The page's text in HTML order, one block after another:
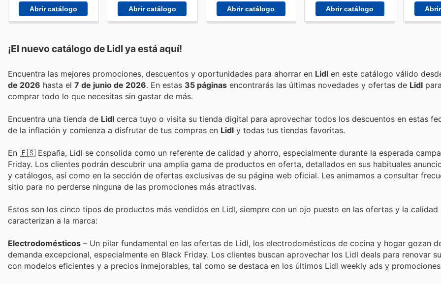
Abrir catálogo Abrir catálogo Abrir catálogo Abrir catálogo
¡El nuevo catálogo de Lidl ya está aquí!
Encuentra las mejores promociones, descuentos y oportunidades para ahorrar en Lidl en este catálogo válido
de 2026 hasta el 7 de junio de 2026 . En estas 35 páginas encontrarás las últimas novedades y ofertas de Lidl
comprar todo lo que necesitas sin gastar de más.
Encuentra una tienda de Lidl cerca tuyo o visita su tienda digital para aprovechar todos los descuentos en estas
de la inflación y comienza a disfrutar de tus compras en Lidl y todas tus tiendas favoritas.
En 🇪🇸 España, Lidl se consolida como un referente de calidad y ahorro, especialmente durante la esperada
Friday. Los clientes podrán descubrir una amplia gama de productos en oferta, detallados en sus habituales
y catálogos, así como en la sección de ofertas exclusivas de su página web oficial. Les animamos a consultar
sitio para no perderse ninguna de las promociones más atractivas.
Estos son los cinco tipos de productos más vendidos en Lidl, siempre con un ojo puesto en las ofertas y la calidad
caracterizan a la marca:
Electrodomésticos – Un pilar fundamental en las ofertas de Lidl, los electrodomésticos de cocina y hogar gozan
demanda excepcional, especialmente en Black Friday. Los clientes buscan aprovechar los Lidl deals para renovar
con modelos eficientes y a precios inmejorables, tal como se destaca en los últimos Lidl weekly ads y